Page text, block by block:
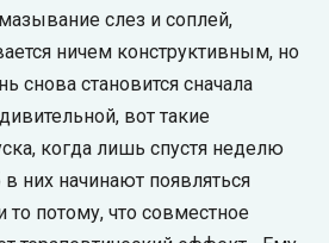
слез и соплей,
ничем конструктивным, но
снова становится сначала
вот такие
когда лишь спустя неделю
них начинают появляться
то потому, что совместное